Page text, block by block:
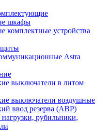
шкафы
комплектные устройства
щиты
Astra
выключатели в литом
выключатели воздушные
ввод резерва (АВР)
рубильники,